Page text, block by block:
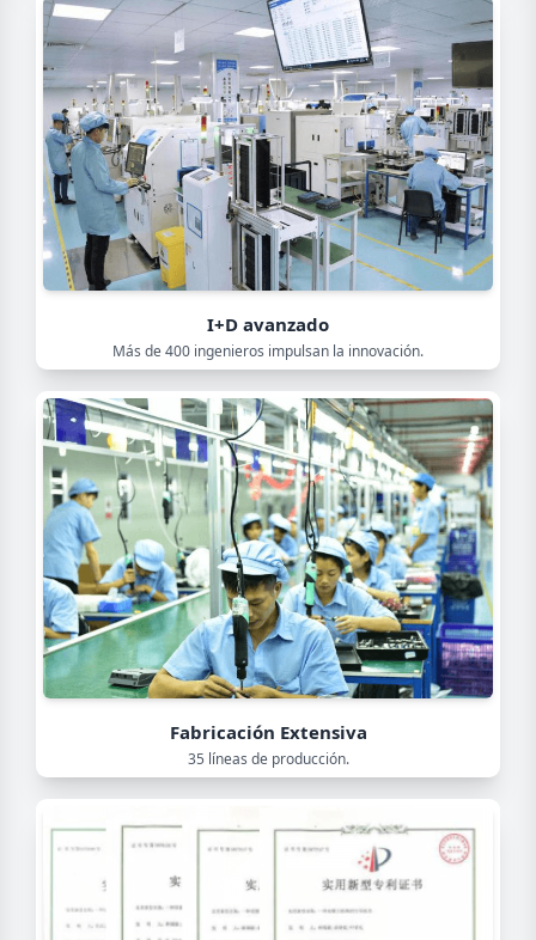
I+D avanzado
Más de 400 ingenieros impulsan la innovación.
Fabricación Extensiva
35 líneas de producción.